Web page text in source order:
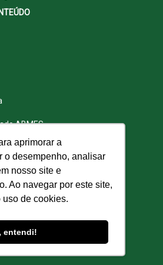
aprimorar a
o desempenho, analisar
nosso site e
Ao navegar por este site,
de cookies.
entendi!
ABMES
reservados.